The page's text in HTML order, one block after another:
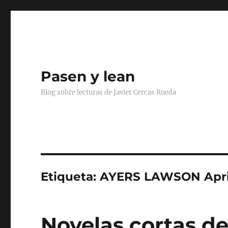
Pasen y lean
Blog sobre lecturas de Javier Cercas Rueda
Etiqueta:AYERS LAWSON